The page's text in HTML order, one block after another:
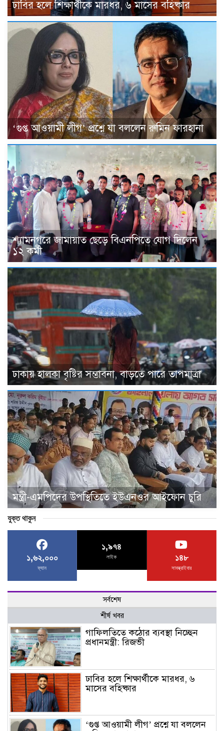
ঢাবির হলে শিক্ষার্থীকে মারধর, ৬ মাসের বহিষ্কার
‘গুপ্ত আওয়ামী লীগ’ প্রশ্নে যা বললেন রুমিন ফারহানা
শ্যামনগরে জামায়াত ছেড়ে বিএনপিতে যোগ দিলেন
১২ কর্মী
ঢাকায় হালকা বৃষ্টির সম্ভাবনা, বাড়তে পারে তাপমাত্রা
মন্ত্রী-এমপিদের উপস্থিতিতে ইউএনওর আইফোন চুরি
যুক্ত থাকুন
১,৬২,০০০
ফ্যান
১,৯৭৪
লাইক ১৪৮
সাবস্ক্রাইবার
সর্বশেষ
শীর্ষ খবর
গাফিলতিতে কঠোর ব্যবস্থা নিচ্ছেন
প্রধানমন্ত্রী: রিজভী
ঢাবির হলে শিক্ষার্থীকে মারধর, ৬
মাসের বহিষ্কার
‘গুপ্ত আওয়ামী লীগ’ প্রশ্নে যা বললেন